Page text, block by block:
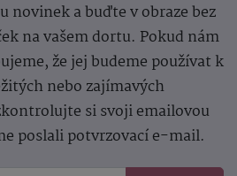
novinek a buďte v obraze bez
na vašem dortu. Pokud nám
že jej budeme používat k
nebo zajímavých
si svoji emailovou
poslali potvrzovací e-mail.